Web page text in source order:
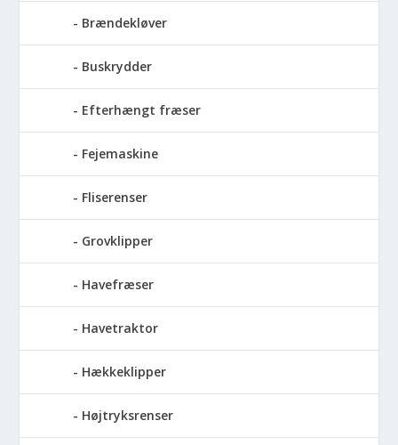
Brændekløver
Buskrydder
Efterhængt fræser
Fejemaskine
Fliserenser
Grovklipper
Havefræser
Havetraktor
Hækkeklipper
Højtryksrenser